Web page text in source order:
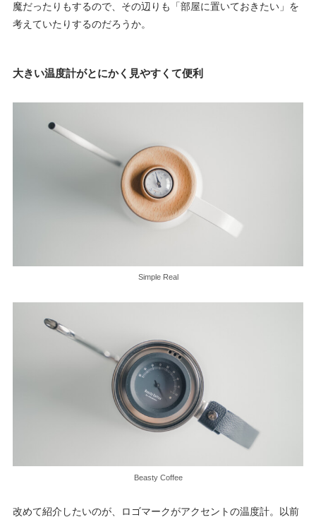
魔だったりもするので、その辺りも「部屋に置いておきたい」を
考えていたりするのだろうか。
大きい温度計がとにかく見やすくて便利
Simple Real
Beasty Coffee
改めて紹介したいのが、ロゴマークがアクセントの温度計。以前